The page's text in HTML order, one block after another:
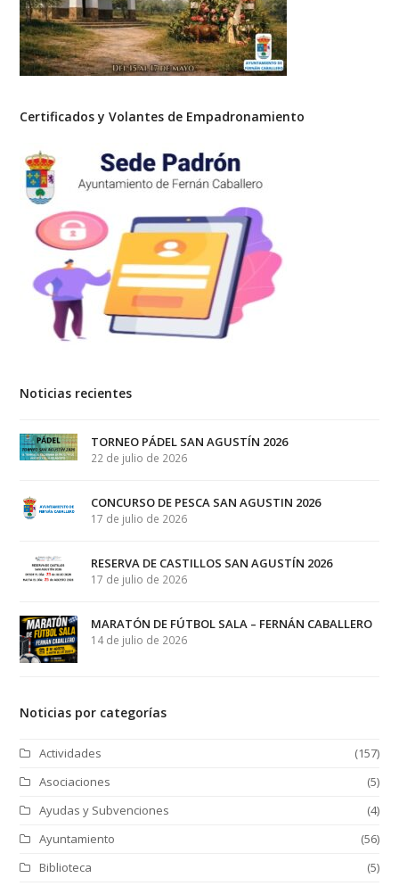
Certificados y Volantes de Empadronamiento
Noticias recientes
TORNEO PÁDEL SAN AGUSTÍN 2026
22 de julio de 2026
CONCURSO DE PESCA SAN AGUSTIN 2026
17 de julio de 2026
RESERVA DE CASTILLOS SAN AGUSTÍN 2026
17 de julio de 2026
MARATÓN DE FÚTBOL SALA – FERNÁN CABALLERO
14 de julio de 2026
Noticias por categorías
Actividades
(157)
Asociaciones
(5)
Ayudas y Subvenciones
(4)
Ayuntamiento
(56)
Biblioteca
(5)